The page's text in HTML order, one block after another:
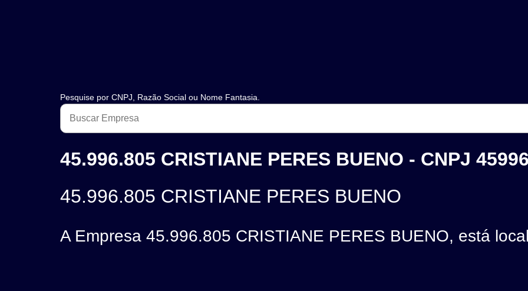
Pesquise por CNPJ, Razão Social ou Nome Fantasia.
45.996.805 CRISTIANE PERES BUENO - CNPJ
45.996.805 CRISTIANE PERES BUENO
A Empresa 45.996.805 CRISTIANE PERES BUENO, está